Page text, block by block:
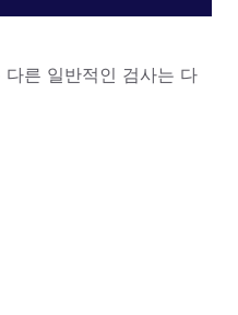
른 일반적인 검사는 다